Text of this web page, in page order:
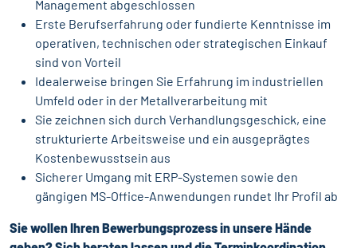
Management abgeschlossen
Erste Berufserfahrung oder fundierte Kenntnisse im
operativen, technischen oder strategischen Einkauf
sind von Vorteil
Idealerweise bringen Sie Erfahrung im industriellen
Umfeld oder in der Metallverarbeitung mit
Sie zeichnen sich durch Verhandlungsgeschick, eine
strukturierte Arbeitsweise und ein ausgeprägtes
Kostenbewusstsein aus
Sicherer Umgang mit ERP-Systemen sowie den
gängigen MS-Office-Anwendungen rundet Ihr Profil ab
Sie wollen Ihren Bewerbungsprozess in unsere Hände